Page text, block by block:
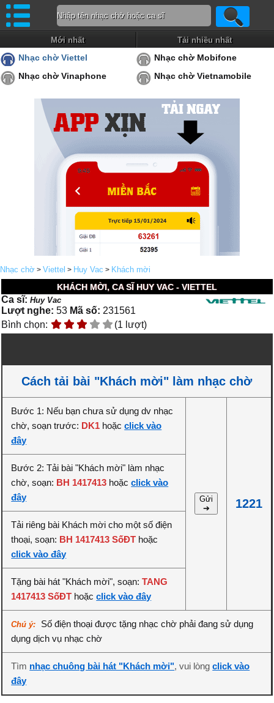
Mới nhất Tải nhiều nhất
Nhạc chờ Viettel
Nhạc chờ Mobifone
Nhạc chờ Vinaphone
Nhạc chờ Vietnamobile
Nhạc chờ > Viettel > Huy Vac > Khách mời
KHÁCH MỜI, CA SĨ HUY VAC - VIETTEL
Ca sĩ:Huy Vac
Lượt nghe: 53 Mã số: 231561
Bình chọn:
(1 lượt)
Cách tải bài "Khách mời" làm nhạc chờ
Bước 1: Nếu bạn chưa sử dụng dv nhạc
chờ, soạn trước: DK1 hoặcclick vào
đây
Gửi
➔
1221
Bước 2: Tải bài "Khách mời" làm nhạc
chờ, soạn: BH 1417413 hoặcclick vào
đây
Tải riêng bài Khách mời cho một số điện
thoại, soạn: BH 1417413 SốĐT hoặc
click vào đây
Tặng bài hát "Khách mời", soạn:TANG
1417413 SốĐT hoặcclick vào đây
Chú ý:
Số điện thoại được tặng nhạc chờ phải đang sử dụng
dụng dịch vụ nhạc chờ
Tìm nhạc chuông bài hát "Khách mời", vui lòngclick vào
đây